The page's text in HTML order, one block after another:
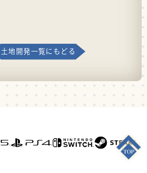
土地開発一覧にもどる